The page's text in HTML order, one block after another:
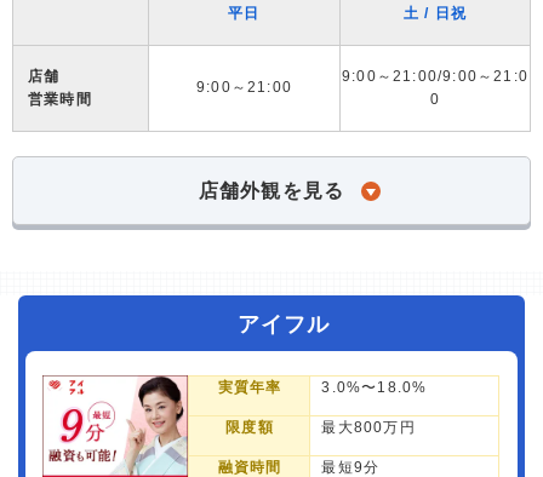
平日 土 / 日祝
店舗
営業時間
9:00～21:00
9:00～21:00/9:00～21:0
0
店舗外観を見る
アイフル
実質年率 3.0%〜18.0%
限度額 最大800万円
融資時間 最短9分